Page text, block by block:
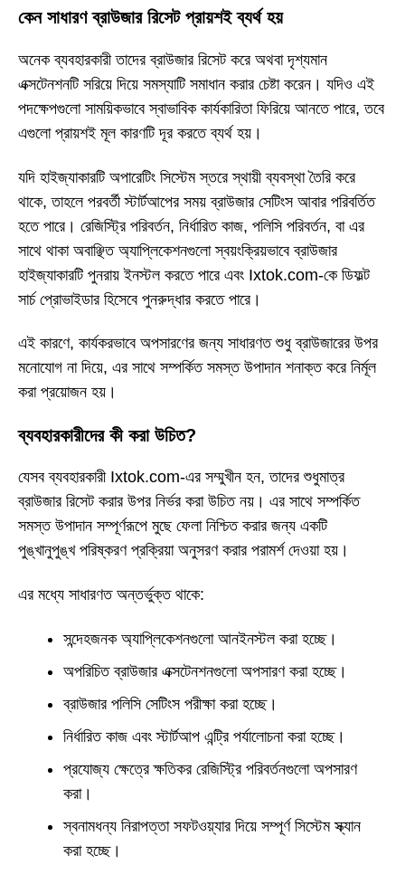
কেন সাধারণ ব্রাউজার রিসেট প্রায়শই ব্যর্থ হয়
অনেক ব্যবহারকারী তাদের ব্রাউজার রিসেট করে অথবা দৃশ্যমান
এক্সটেনশনটি সরিয়ে দিয়ে সমস্যাটি সমাধান করার চেষ্টা করেন। যদিও এই
পদক্ষেপগুলো সাময়িকভাবে স্বাভাবিক কার্যকারিতা ফিরিয়ে আনতে পারে, তবে
এগুলো প্রায়শই মূল কারণটি দূর করতে ব্যর্থ হয়।
যদি হাইজ্যাকারটি অপারেটিং সিস্টেম স্তরে স্থায়ী ব্যবস্থা তৈরি করে
থাকে, তাহলে পরবর্তী স্টার্টআপের সময় ব্রাউজার সেটিংস আবার পরিবর্তিত
হতে পারে। রেজিস্ট্রি পরিবর্তন, নির্ধারিত কাজ, পলিসি পরিবর্তন, বা এর
সাথে থাকা অবাঞ্ছিত অ্যাপ্লিকেশনগুলো স্বয়ংক্রিয়ভাবে ব্রাউজার
হাইজ্যাকারটি পুনরায় ইনস্টল করতে পারে এবং Ixtok.com-কে ডিফল্ট
সার্চ প্রোভাইডার হিসেবে পুনরুদ্ধার করতে পারে।
এই কারণে, কার্যকরভাবে অপসারণের জন্য সাধারণত শুধু ব্রাউজারের উপর
মনোযোগ না দিয়ে, এর সাথে সম্পর্কিত সমস্ত উপাদান শনাক্ত করে নির্মূল
করা প্রয়োজন হয়।
ব্যবহারকারীদের কী করা উচিত?
যেসব ব্যবহারকারী Ixtok.com-এর সম্মুখীন হন, তাদের শুধুমাত্র
ব্রাউজার রিসেট করার উপর নির্ভর করা উচিত নয়। এর সাথে সম্পর্কিত
সমস্ত উপাদান সম্পূর্ণরূপে মুছে ফেলা নিশ্চিত করার জন্য একটি
পুঙ্খানুপুঙ্খ পরিষ্করণ প্রক্রিয়া অনুসরণ করার পরামর্শ দেওয়া হয়।
এর মধ্যে সাধারণত অন্তর্ভুক্ত থাকে:
সন্দেহজনক অ্যাপ্লিকেশনগুলো আনইনস্টল করা হচ্ছে।
অপরিচিত ব্রাউজার এক্সটেনশনগুলো অপসারণ করা হচ্ছে।
ব্রাউজার পলিসি সেটিংস পরীক্ষা করা হচ্ছে।
নির্ধারিত কাজ এবং স্টার্টআপ এন্ট্রি পর্যালোচনা করা হচ্ছে।
প্রযোজ্য ক্ষেত্রে ক্ষতিকর রেজিস্ট্রি পরিবর্তনগুলো অপসারণ
করা।
স্বনামধন্য নিরাপত্তা সফটওয়্যার দিয়ে সম্পূর্ণ সিস্টেম স্ক্যান
করা হচ্ছে।